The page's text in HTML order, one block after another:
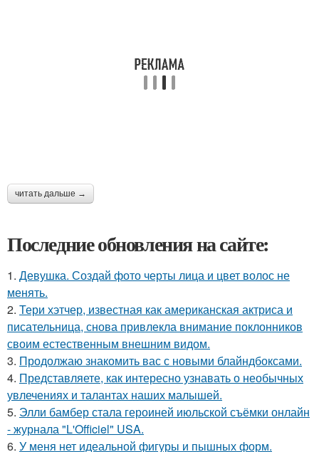
читать дальше →
Последние обновления на сайте:
1. Девушка. Создай фото черты лица и цвет волос не
менять.
2. Тери хэтчер, известная как американская актриса и
писательница, снова привлекла внимание поклонников
своим естественным внешним видом.
3. Продолжаю знакомить вас с новыми блайндбоксами.
4. Представляете, как интересно узнавать о необычных
увлечениях и талантах наших малышей.
5. Элли бамбер стала героиней июльской съёмки онлайн
- журнала "L'Officiel" USA.
6. У меня нет идеальной фигуры и пышных форм.